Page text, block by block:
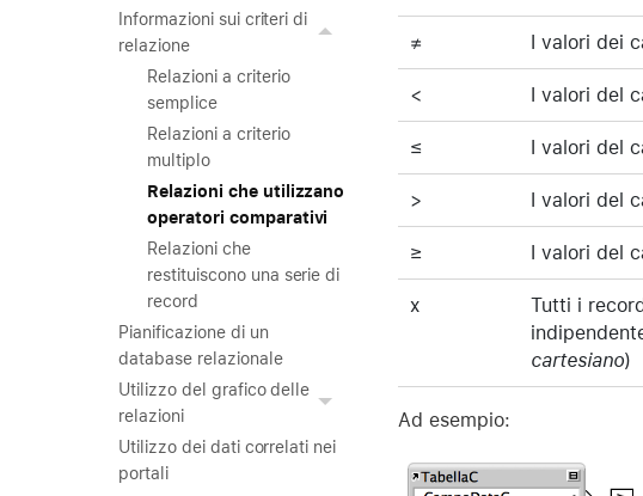
Informazioni sui criteri di
relazione
Relazioni a criterio
semplice
Relazioni a criterio
multiplo
Relazioni che utilizzano
operatori comparativi
Relazioni che
restituiscono una serie di
record
Pianificazione di un
database relazionale
Utilizzo del grafico delle
relazioni
Utilizzo dei dati correlati nei
portali
≠ I valori dei
< I valori del
≤ I valori del
> I valori del
≥ I valori del
x
Tutti i
cartesiano)
Ad esempio: